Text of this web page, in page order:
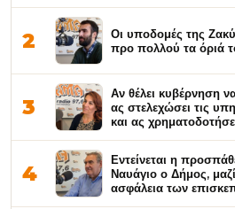
2
Οι υποδομές της
προ πολλού τα όριά
3
Αν θέλει κυβέρνηση
ας στελεχώσει τις
και ας
4
Εντείνεται η
Ναυάγιο ο Δήμος,
ασφάλεια των